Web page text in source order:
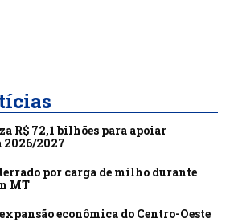
R$ 72,1 bilhões para apoiar
2026/2027
por carga de milho durante
MT
econômica do Centro-Oeste